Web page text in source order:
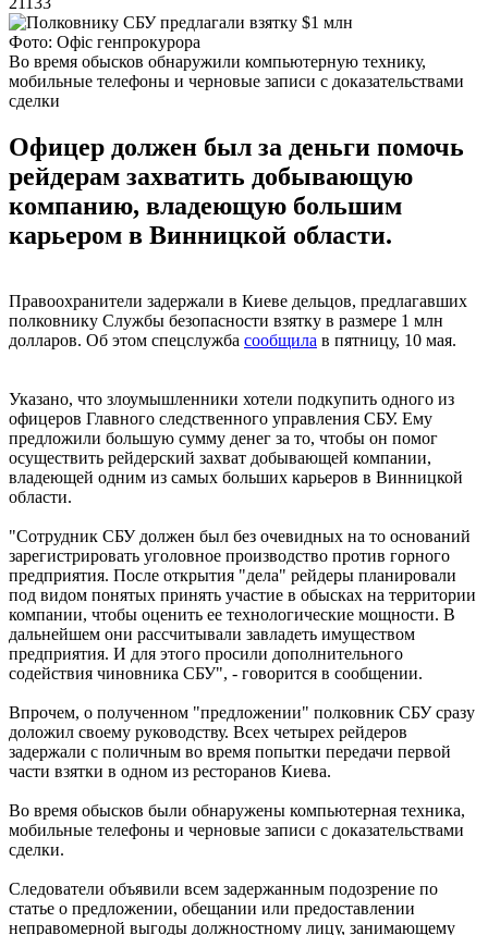
Фото: Офіс генпрокурора
Во время обысков обнаружили компьютерную технику,
мобильные телефоны и черновые записи с доказательствами
сделки
Офицер должен был за деньги помочь
рейдерам захватить добывающую
компанию, владеющую большим
карьером в Винницкой области.
Правоохранители задержали в Киеве дельцов, предлагавших
полковнику Службы безопасности взятку в размере 1 млн
долларов. Об этом спецслужба сообщила в пятницу, 10 мая.
Указано, что злоумышленники хотели подкупить одного из
офицеров Главного следственного управления СБУ. Ему
предложили большую сумму денег за то, чтобы он помог
осуществить рейдерский захват добывающей компании,
владеющей одним из самых больших карьеров в Винницкой
области.
"Сотрудник СБУ должен был без очевидных на то оснований
зарегистрировать уголовное производство против горного
предприятия. После открытия "дела" рейдеры планировали
под видом понятых принять участие в обысках на территории
компании, чтобы оценить ее технологические мощности. В
дальнейшем они рассчитывали завладеть имуществом
предприятия. И для этого просили дополнительного
содействия чиновника СБУ", - говорится в сообщении.
Впрочем, о полученном "предложении" полковник СБУ сразу
доложил своему руководству. Всех четырех рейдеров
задержали с поличным во время попытки передачи первой
части взятки в одном из ресторанов Киева.
Во время обысков были обнаружены компьютерная техника,
мобильные телефоны и черновые записи с доказательствами
сделки.
Следователи объявили всем задержанным подозрение по
статье о предложении, обещании или предоставлении
неправомерной выгоды должностному лицу, занимающему